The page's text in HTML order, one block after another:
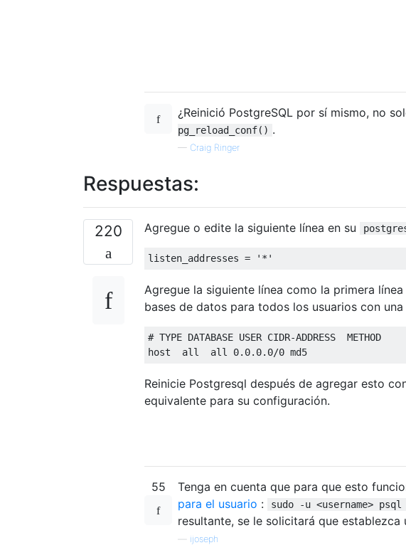
¿Reinició PostgreSQL por sí mismo, no
pg_reload_conf() .
— Craig Ringer
Respuestas:
220 Agregue o edite la siguiente línea en su
listen_addresses = '*'
Agregue la siguiente línea como la primera línea
bases de datos para todos los usuarios con
# TYPE DATABASE USER CIDR-ADDRESS  METHOD
host all all 0.0.0.0/0 md5
Reinicie Postgresql después de agregar esto
equivalente para su configuración.
55 Tenga en cuenta que para que esto
para el usuario : sudo -u <username>
resultante, se le solicitará que establezca
ijoseph